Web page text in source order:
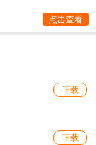
点击查看
下载
下载